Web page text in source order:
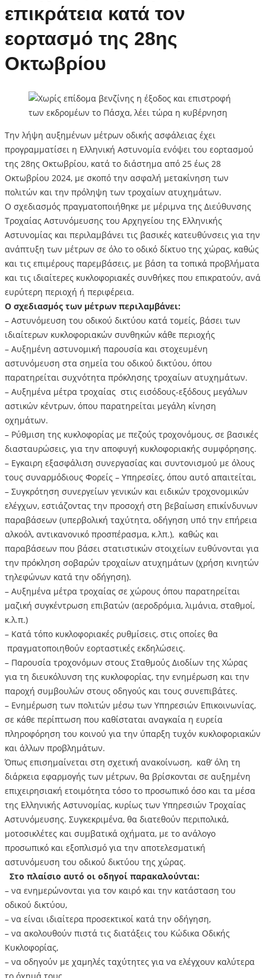
επικράτεια κατά τον
εορτασμό της 28ης
Οκτωβρίου
Την λήψη αυξημένων μέτρων οδικής ασφάλειας έχει
προγραμματίσει η Ελληνική Αστυνομία ενόψει του εορτασμού
της 28ης Οκτωβρίου, κατά το διάστημα από 25 έως 28
Οκτωβρίου 2024, με σκοπό την ασφαλή μετακίνηση των
πολιτών και την πρόληψη των τροχαίων ατυχημάτων.
Ο σχεδιασμός πραγματοποιήθηκε με μέριμνα της Διεύθυνσης
Τροχαίας Αστυνόμευσης του Αρχηγείου της Ελληνικής
Αστυνομίας και περιλαμβάνει τις βασικές κατευθύνσεις για την
ανάπτυξη των μέτρων σε όλο το οδικό δίκτυο της χώρας, καθώς
και τις επιμέρους παρεμβάσεις, με βάση τα τοπικά προβλήματα
και τις ιδιαίτερες κυκλοφοριακές συνθήκες που επικρατούν, ανά
ευρύτερη περιοχή ή περιφέρεια.
Ο σχεδιασμός των μέτρων περιλαμβάνει:
– Αστυνόμευση του οδικού δικτύου κατά τομείς, βάσει των
ιδιαίτερων κυκλοφοριακών συνθηκών κάθε περιοχής
– Αυξημένη αστυνομική παρουσία και στοχευμένη
αστυνόμευση στα σημεία του οδικού δικτύου, όπου
παρατηρείται συχνότητα πρόκλησης τροχαίων ατυχημάτων.
– Αυξημένα μέτρα τροχαίας στις εισόδους-εξόδους μεγάλων
αστικών κέντρων, όπου παρατηρείται μεγάλη κίνηση
οχημάτων.
– Ρύθμιση της κυκλοφορίας με πεζούς τροχονόμους, σε βασικές
διασταυρώσεις, για την αποφυγή κυκλοφοριακής συμφόρησης.
– Eγκαιρη εξασφάλιση συνεργασίας και συντονισμού με όλους
τους συναρμόδιους Φορείς – Υπηρεσίες, όπου αυτό απαιτείται,
– Συγκρότηση συνεργείων γενικών και ειδικών τροχονομικών
ελέγχων, εστιάζοντας την προσοχή στη βεβαίωση επικίνδυνων
παραβάσεων (υπερβολική ταχύτητα, οδήγηση υπό την επήρεια
αλκοόλ, αντικανονικό προσπέρασμα, κ.λπ.), καθώς και
παραβάσεων που βάσει στατιστικών στοιχείων ευθύνονται για
την πρόκληση σοβαρών τροχαίων ατυχημάτων (χρήση κινητών
τηλεφώνων κατά την οδήγηση).
– Αυξημένα μέτρα τροχαίας σε χώρους όπου παρατηρείται
μαζική συγκέντρωση επιβατών (αεροδρόμια, λιμάνια, σταθμοί,
κ.λ.π.)
– Κατά τόπο κυκλοφοριακές ρυθμίσεις, στις οποίες θα
πραγματοποιηθούν εορταστικές εκδηλώσεις.
– Παρουσία τροχονόμων στους Σταθμούς Διοδίων της Χώρας
για τη διευκόλυνση της κυκλοφορίας, την ενημέρωση και την
παροχή συμβουλών στους οδηγούς και τους συνεπιβάτες.
– Ενημέρωση των πολιτών μέσω των Υπηρεσιών Επικοινωνίας,
σε κάθε περίπτωση που καθίσταται αναγκαία η ευρεία
πληροφόρηση του κοινού για την ύπαρξη τυχόν κυκλοφοριακών
και άλλων προβλημάτων.
Όπως επισημαίνεται στη σχετική ανακοίνωση, καθ’ όλη τη
διάρκεια εφαρμογής των μέτρων, θα βρίσκονται σε αυξημένη
επιχειρησιακή ετοιμότητα τόσο το προσωπικό όσο και τα μέσα
της Ελληνικής Αστυνομίας, κυρίως των Υπηρεσιών Τροχαίας
Αστυνόμευσης. Συγκεκριμένα, θα διατεθούν περιπολικά,
μοτοσικλέτες και συμβατικά οχήματα, με το ανάλογο
προσωπικό και εξοπλισμό για την αποτελεσματική
αστυνόμευση του οδικού δικτύου της χώρας.
Στο πλαίσιο αυτό οι οδηγοί παρακαλούνται:
– να ενημερώνονται για τον καιρό και την κατάσταση του
οδικού δικτύου,
– να είναι ιδιαίτερα προσεκτικοί κατά την οδήγηση,
– να ακολουθούν πιστά τις διατάξεις του Κώδικα Οδικής
Κυκλοφορίας,
– να οδηγούν με χαμηλές ταχύτητες για να ελέγχουν καλύτερα